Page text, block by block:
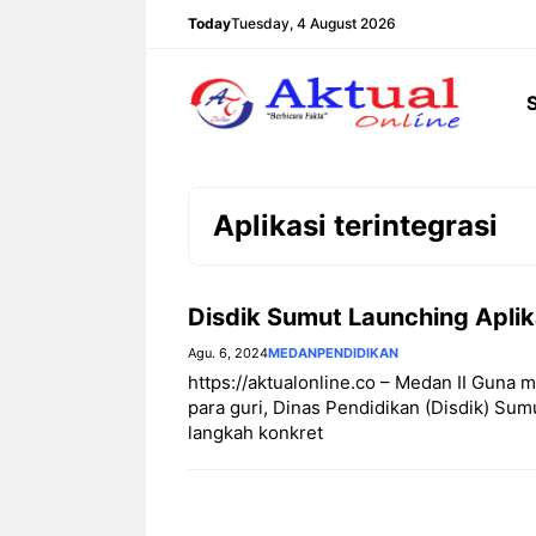
TodayTuesday, 4 August 2026
Aplikasi terintegrasi
Disdik Sumut Launching
Agu. 6, 2024MEDANPENDIDIKAN
https://aktualonline.co – Medan II Guna
para guri, Dinas Pendidikan (Disdik)
langkah konkret